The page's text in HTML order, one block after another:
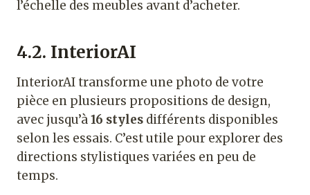
l’échelle des meubles avant d’acheter.
4.2. InteriorAI
InteriorAI transforme une photo de votre
pièce en plusieurs propositions de design,
avec jusqu’à16 styles différents disponibles
selon les essais. C’est utile pour explorer des
directions stylistiques variées en peu de
temps.